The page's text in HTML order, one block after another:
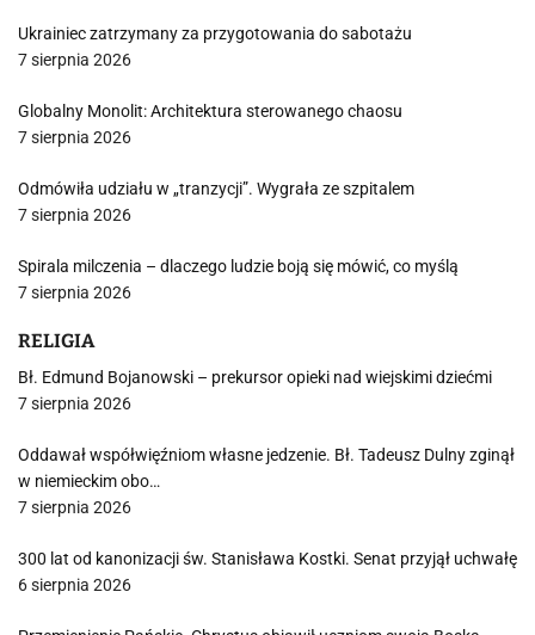
Ukrainiec zatrzymany za przygotowania do sabotażu
7 sierpnia 2026
Globalny Monolit: Architektura sterowanego chaosu
7 sierpnia 2026
Odmówiła udziału w „tranzycji”. Wygrała ze szpitalem
7 sierpnia 2026
Spirala milczenia – dlaczego ludzie boją się mówić, co myślą
7 sierpnia 2026
RELIGIA
Bł. Edmund Bojanowski – prekursor opieki nad wiejskimi dziećmi
7 sierpnia 2026
Oddawał współwięźniom własne jedzenie. Bł. Tadeusz Dulny zginął
w niemieckim obo…
7 sierpnia 2026
300 lat od kanonizacji św. Stanisława Kostki. Senat przyjął uchwałę
6 sierpnia 2026